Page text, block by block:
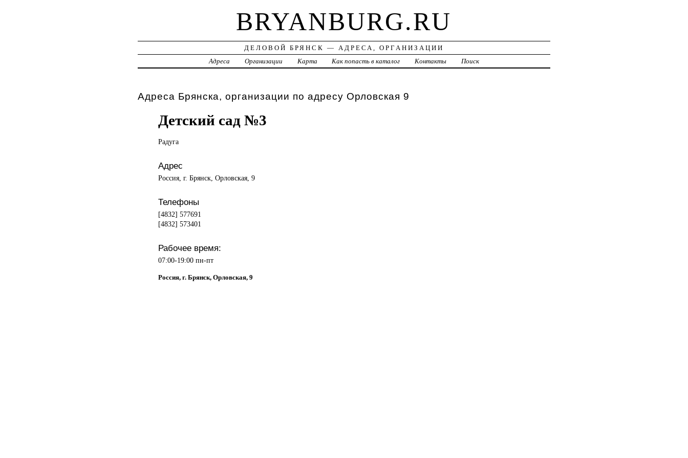
BRYANBURG.RU
ДЕЛОВОЙ БРЯНСК — АДРЕСА, ОРГАНИЗАЦИИ
Адреса
Организации Карта Как попасть в каталог Контакты Поиск
Адреса Брянска, организации по адресу Орловская 9
Детский сад №3
Радуга
Адрес
Россия, г. Брянск, Орловская, 9
Телефоны
[4832] 577691
[4832] 573401
Рабочее время:
07:00-19:00 пн-пт
Россия, г. Брянск, Орловская, 9